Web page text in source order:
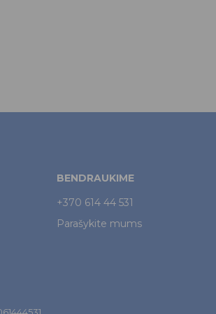
BENDRAUKIME
+370 614 44 531
Parašykite mums